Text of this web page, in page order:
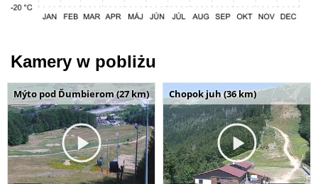
Kamery w pobliżu
Mýto pod Ďumbierom (27 km) Chopok juh (36 km)